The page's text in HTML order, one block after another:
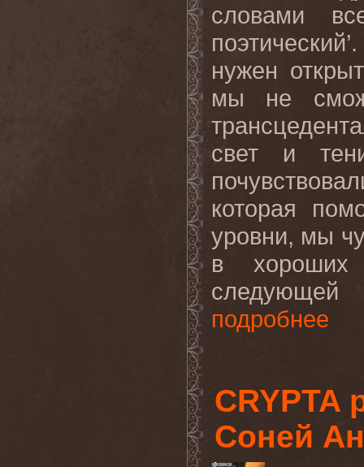
словами
нужен
мы не
свет и
которая
уровни, мы
в
следующей
подробнее
CRYPTA
Соней